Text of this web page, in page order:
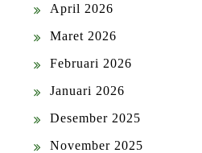
April 2026
Maret 2026
Februari 2026
Januari 2026
Desember 2025
November 2025